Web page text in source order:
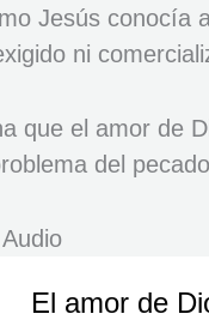
Jesús conocía
ni
que el amor de
del
El amor de
–